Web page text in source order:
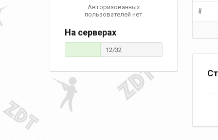
#
Авторизованных
пользователей нет
На серверах
12/32